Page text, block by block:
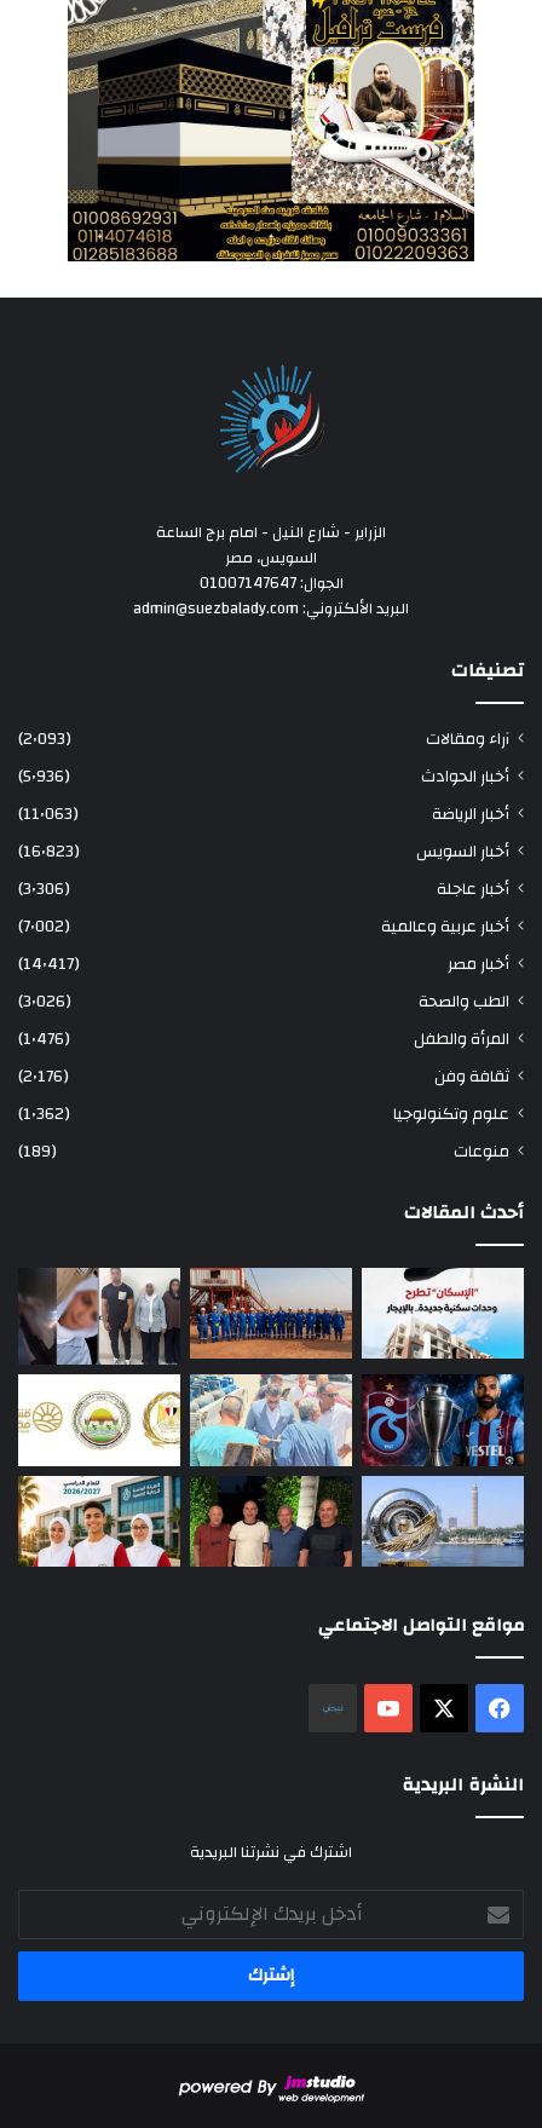
الزراير - شارع النيل - امام برج الساعة
السويس، مصر
الجوال: 01007147647
البريد الألكتروني: admin@suezbalady.com
تصنيفات
آراء ومقالات
(2٬093)
أخبار الحوادث
(5٬936)
أخبار الرياضة
(11٬063)
أخبار السويس
(16٬823)
أخبار عاجلة
(3٬306)
أخبار عربية وعالمية
(7٬002)
أخبار مصر
(14٬417)
الطب والصحة
(3٬026)
المرأة والطفل
(1٬476)
ثقافة وفن
(2٬176)
علوم وتكنولوجيا
(1٬362)
منوعات
(189)
أحدث المقالات
مواقع التواصل الاجتماعي
فيسبوك ‫YouTube
النشرة البريدية
اشترك في نشرتنا البريدية
أدخل
بريدك
الإلكتروني